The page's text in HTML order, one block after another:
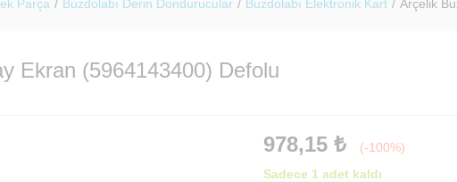
Parça / Buzdolabı Derin Dondurucular / Buzdolabı Elektronik Kart / Arçelik
Ekran (5964143400) Defolu
978,15 ₺
(-100%)
Sadece 1 adet kaldı